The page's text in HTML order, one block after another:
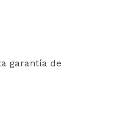
garantía de